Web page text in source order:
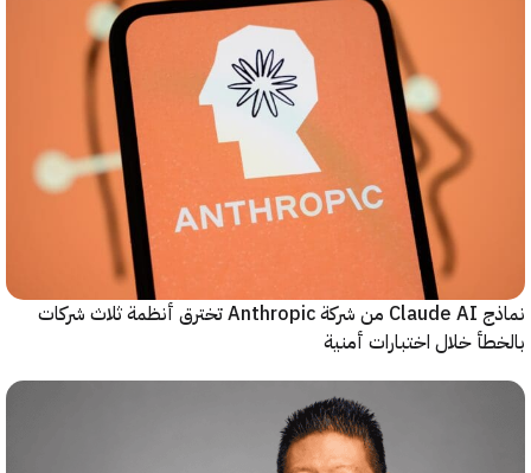
نماذج Claude AI من شركة Anthropic تخترق أنظمة ثلاث شركات
خلال اختبارات أمنية